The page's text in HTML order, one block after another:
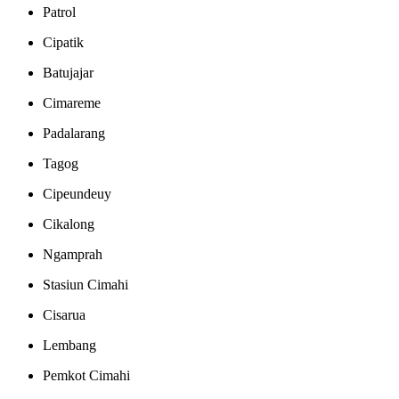
Patrol
Cipatik
Batujajar
Cimareme
Padalarang
Tagog
Cipeundeuy
Cikalong
Ngamprah
Stasiun Cimahi
Cisarua
Lembang
Pemkot Cimahi